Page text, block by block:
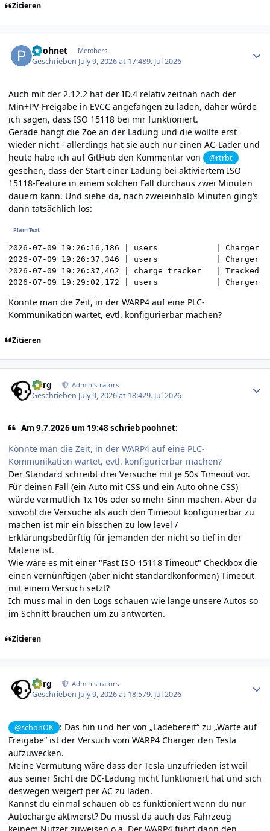
Zitieren
poohnet Members
Geschrieben July 9, 2026 at 17:489. Jul 2026
Auch mit der 2.12.2 hat der ID.4 relativ zeitnah nach der
Min+PV-Freigabe in EVCC angefangen zu laden, daher würde
ich sagen, dass ISO 15118 bei mir funktioniert.
Gerade hängt die Zoe an der Ladung und die wollte erst
wieder nicht - allerdings hat sie auch nur einen AC-Lader und
heute habe ich auf GitHub den Kommentar von
@rtrbt
gesehen, dass der Start einer Ladung bei aktiviertem ISO
15118-Feature in einem solchen Fall durchaus zwei Minuten
dauern kann. Und siehe da, nach zweieinhalb Minuten ging‘s
dann tatsächlich los:
2026-07-09 19:26:16,186 | users            | Charger
2026-07-09 19:26:37,346 | users            | Charger
2026-07-09 19:26:37,462 | charge_tracker   |
2026-07-09 19:29:02,172 | users            | Charger
Könnte man die Zeit, in der WARP4 auf eine PLC-
Kommunikation wartet, evtl. konfigurierbar machen?
Zitieren
borg Administrators
Geschrieben July 9, 2026 at 18:429. Jul 2026
Am 9.7.2026 um 19:48 schrieb poohnet:
Könnte man die Zeit, in der WARP4 auf eine PLC-
Kommunikation wartet, evtl. konfigurierbar machen?
Der Standard schreibt drei Versuche mit je 50s Timeout vor.
Für deinen Fall (ein Auto mit CSS und ein Auto ohne CSS)
würde vermutlich 1x 10s oder so mehr Sinn machen. Aber da
sowohl die Versuche als auch den Timeout konfigurierbar zu
machen ist mir ein bisschen zu low level /
Erklärungsbedürftig für jemanden der nicht so tief in der
Materie ist.
Wie wäre es mit einer "Fast ISO 15118 Timeout" Checkbox die
einen vernünftigen (aber nicht standardkonformen) Timeout
mit einem Versuch setzt?
Ich muss mal in den Logs schauen wie lange unsere Autos so
im Schnitt brauchen um zu antworten.
Zitieren
borg Administrators
Geschrieben July 9, 2026 at 18:579. Jul 2026
@schonOK
: Das hin und her von „Ladebereit“ zu „Warte auf
Freigabe“ ist der Versuch vom WARP4 Charger den Tesla
aufzuwecken.
Meine Vermutung wäre dass der Tesla unzufrieden ist weil
aus seiner Sicht die DC-Ladung nicht funktioniert hat und sich
deswegen weigert per AC zu laden.
Kannst du einmal schauen ob es funktioniert wenn du nur
Autocharge aktivierst? Du musst da auch das Fahrzeug